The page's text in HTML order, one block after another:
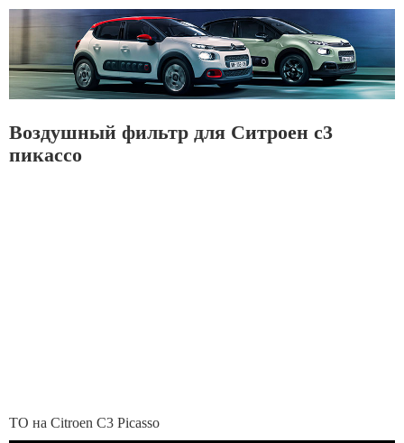
Воздушный фильтр для Ситроен с3
пикассо
ТО на Citroen C3 Picasso